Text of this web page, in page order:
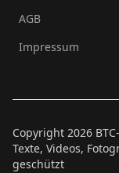
AGB
Impressum
Copyright 2026
Texte, Videos,
geschützt